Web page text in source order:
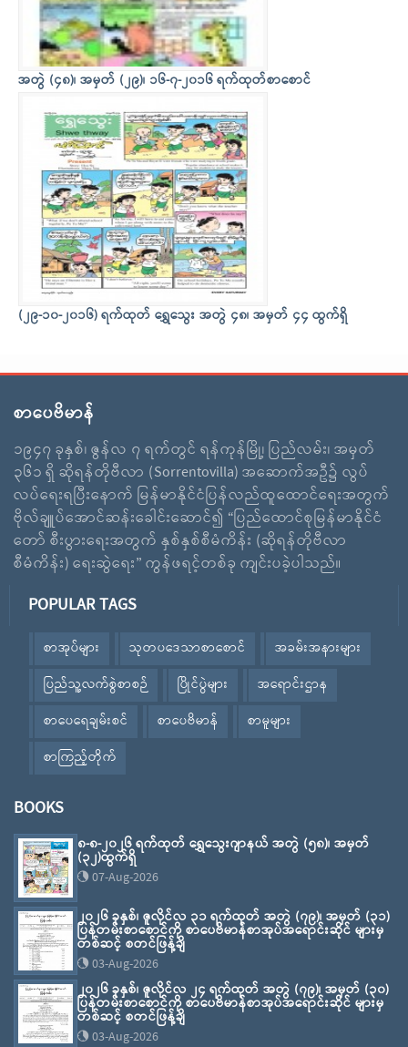
အတွဲ (၄၈)၊ အမှတ် (၂၉)၊ ၁၆-၇-၂၀၁၆ ရက်ထုတ်စာစောင်
(၂၉-၁၀-၂၀၁၆) ရက်ထုတ် ရွှေသွေး အတွဲ ၄၈၊ အမှတ် ၄၄ ထွက်ရှိ
စာပေဗိမာန်
၁၉၄၇ ခုနှစ်၊ ဇွန်လ ၇ ရက်တွင် ရန်ကုန်မြို့၊ ပြည်လမ်း၊ အမှတ်
၃၆၁ ရှိ ဆိုရန်တိုဗီလာ (Sorrentovilla) အဆောက်အဦ၌ လွပ်
လပ်ရေးရပြီးနောက် မြန်မာနိုင်ငံပြန်လည်ထူထောင်ရေးအတွက်
ဗိုလ်ချူပ်အောင်ဆန်းခေါင်းဆောင်၍ “ပြည်ထောင်စုမြန်မာနိုင်ငံ
တော် စီးပွားရေးအတွက် နှစ်နှစ်စီမံကိန်း (ဆိုရန်တိုဗီလာ
စီမံကိန်း) ရေးဆွဲရေး” ကွန်ဖရင့်တစ်ခု ကျင်းပခဲ့ပါသည်။
POPULAR TAGS
စာအုပ်များ သုတပဒေသာစာစောင်
အခမ်းအနားများ
ပြည်သူ့လက်စွဲစာစဉ်
ပြိုင်ပွဲများ
အရောင်းဌာန
စာပေရေချမ်းစင်
စာပေဗိမာန်
စာမူများ
စာကြည့်တိုက်
BOOKS
၈-၈-၂၀၂၆ ရက်ထုတ် ရွှေသွေးဂျာနယ် အတွဲ (၅၈)၊ အမှတ်
(၃၂)ထွက်ရှိ
07-Aug-2026
၂၀၂၆ ခုနှစ်၊ ဇူလိုင်လ ၃၁ ရက်ထုတ် အတွဲ (၇၉)၊ အမှတ် (၃၁)
ပြန်တမ်းစာစောင်ကို စာပေဗိမာန်စာအုပ်အရောင်းဆိုင် များမှ
တစ်ဆင့် စတင်ဖြန့်ချိ
03-Aug-2026
၂၀၂၆ ခုနှစ်၊ ဇူလိုင်လ ၂၄ ရက်ထုတ် အတွဲ (၇၉)၊ အမှတ် (၃၀)
ပြန်တမ်းစာစောင်ကို စာပေဗိမာန်စာအုပ်အရောင်းဆိုင် များမှ
တစ်ဆင့် စတင်ဖြန့်ချိ
03-Aug-2026